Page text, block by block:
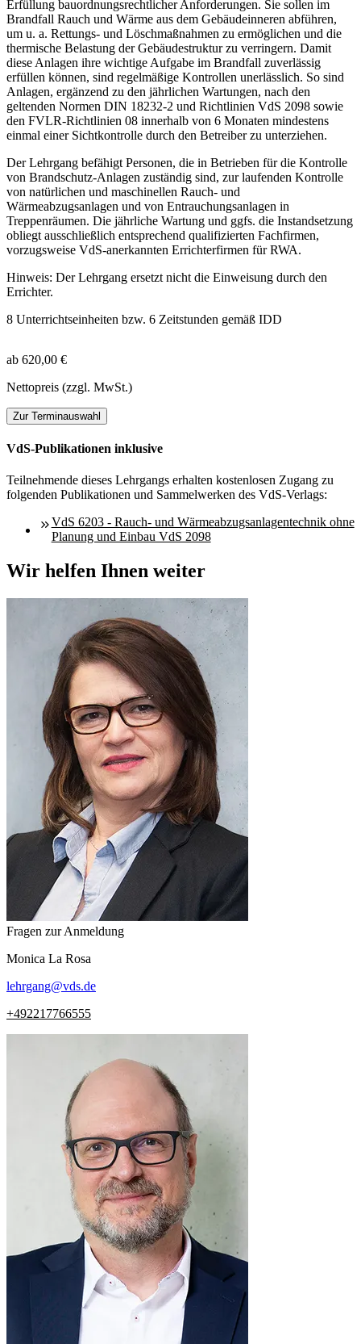
Erfüllung bauordnungsrechtlicher Anforderungen. Sie sollen im
Brandfall Rauch und Wärme aus dem Gebäudeinneren abführen,
um u. a. Rettungs- und Löschmaßnahmen zu ermöglichen und die
thermische Belastung der Gebäudestruktur zu verringern. Damit
diese Anlagen ihre wichtige Aufgabe im Brandfall zuverlässig
erfüllen können, sind regelmäßige Kontrollen unerlässlich. So sind
Anlagen, ergänzend zu den jährlichen Wartungen, nach den
geltenden Normen DIN 18232-2 und Richtlinien VdS 2098 sowie
den FVLR-Richtlinien 08 innerhalb von 6 Monaten mindestens
einmal einer Sichtkontrolle durch den Betreiber zu unterziehen.
Der Lehrgang befähigt Personen, die in Betrieben für die Kontrolle
von Brandschutz-Anlagen zuständig sind, zur laufenden Kontrolle
von natürlichen und maschinellen Rauch- und
Wärmeabzugsanlagen und von Entrauchungsanlagen in
Treppenräumen. Die jährliche Wartung und ggfs. die Instandsetzung
obliegt ausschließlich entsprechend qualifizierten Fachfirmen,
vorzugsweise VdS-anerkannten Errichterfirmen für RWA.
Hinweis: Der Lehrgang ersetzt nicht die Einweisung durch den
Errichter.
8 Unterrichtseinheiten bzw. 6 Zeitstunden gemäß IDD
ab 620,00 €
Nettopreis (zzgl. MwSt.)
Zur Terminauswahl
VdS-Publikationen inklusive
Teilnehmende dieses Lehrgangs erhalten kostenlosen Zugang zu
folgenden Publikationen und Sammelwerken des VdS-Verlags:
VdS 6203 - Rauch- und Wärmeabzugsanlagentechnik ohne
Planung und Einbau VdS 2098
Wir helfen Ihnen weiter
Fragen zur Anmeldung
Monica La Rosa
lehrgang@vds.de
+492217766555